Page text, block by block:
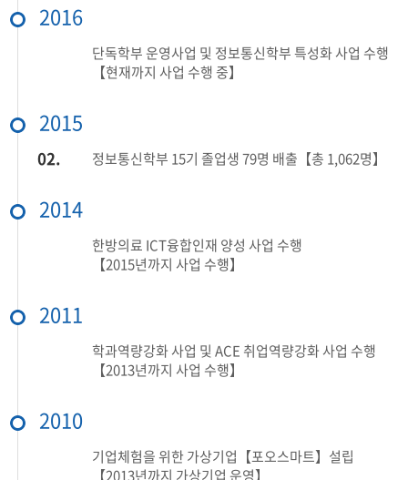
2016
단독학부 운영사업 및 정보통신학부 특성화 사업 수행
【현재까지 사업 수행 중】
2015
02. 정보통신학부 15기 졸업생 79명 배출【총 1,062명】
2014
한방의료 ICT융합인재 양성 사업 수행
【2015년까지 사업 수행】
2011
학과역량강화 사업 및 ACE 취업역량강화 사업 수행
【2013년까지 사업 수행】
2010
기업체험을 위한 가상기업【포오스마트】설립
【2013년까지 가상기업 운영】